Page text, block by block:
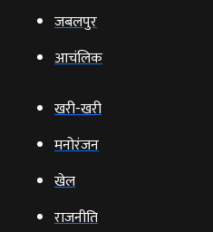
जबलपुर
आचंलिक
खरी-खरी
मनोरंजन
खेल
राजनीति